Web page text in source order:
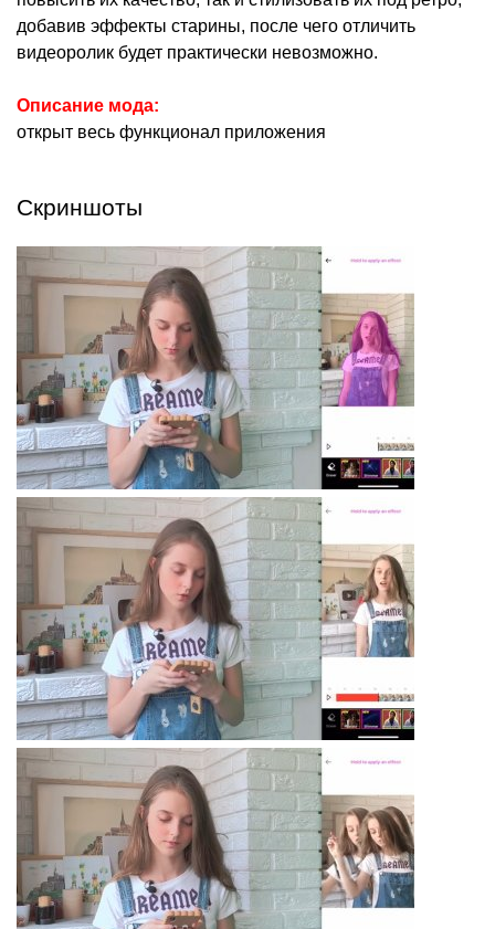
добавив эффекты старины, после чего отличить
видеоролик будет практически невозможно.
Описание мода:
открыт весь функционал приложения
Скриншоты